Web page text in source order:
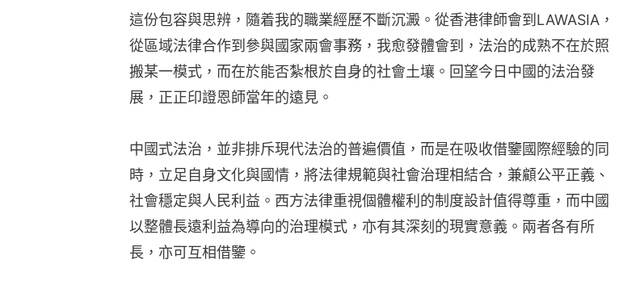
這份包容與思辨，隨着我的職業經歷不斷沉澱。從香港律師會到LAWASIA，
從區域法律合作到參與國家兩會事務，我愈發體會到，法治的成熟不在於照
搬某一模式，而在於能否紮根於自身的社會土壤。回望今日中國的法治發
展，正正印證恩師當年的遠見。
中國式法治，並非排斥現代法治的普遍價值，而是在吸收借鑒國際經驗的同
時，立足自身文化與國情，將法律規範與社會治理相結合，兼顧公平正義、
社會穩定與人民利益。西方法律重視個體權利的制度設計值得尊重，而中國
以整體長遠利益為導向的治理模式，亦有其深刻的現實意義。兩者各有所
長，亦可互相借鑒。